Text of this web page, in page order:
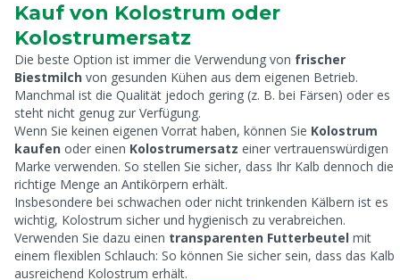
Kauf von Kolostrum oder
Kolostrumersatz
Die beste Option ist immer die Verwendung von frischer
Biestmilch von gesunden Kühen aus dem eigenen Betrieb.
Manchmal ist die Qualität jedoch gering (z. B. bei Färsen) oder es
steht nicht genug zur Verfügung.
Wenn Sie keinen eigenen Vorrat haben, können Sie Kolostrum
kaufen oder einen Kolostrumersatz einer vertrauenswürdigen
Marke verwenden. So stellen Sie sicher, dass Ihr Kalb dennoch die
richtige Menge an Antikörpern erhält.
Insbesondere bei schwachen oder nicht trinkenden Kälbern ist es
wichtig, Kolostrum sicher und hygienisch zu verabreichen.
Verwenden Sie dazu einen transparenten Futterbeutel mit
einem flexiblen Schlauch: So können Sie sicher sein, dass das Kalb
ausreichend Kolostrum erhält.